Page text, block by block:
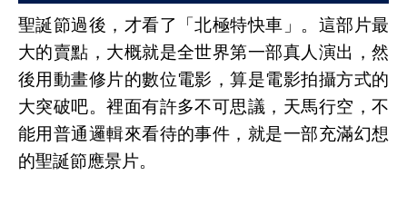
聖誕節過後，才看了「北極特快車」。這部片最
大的賣點，大概就是全世界第一部真人演出，然
後用動畫修片的數位電影，算是電影拍攝方式的
大突破吧。裡面有許多不可思議，天馬行空，不
能用普通邏輯來看待的事件，就是一部充滿幻想
的聖誕節應景片。